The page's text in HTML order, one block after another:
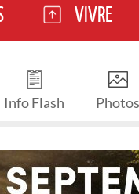
VIVRE
Info Flash Photos
AU MERCREDI 30